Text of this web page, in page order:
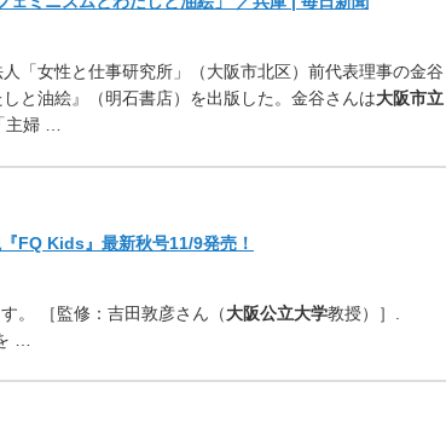
「女性と仕事研究所」（大阪市北区）前代表理事の金谷
と油絵』（明石書店）を出版した。金谷さんは大阪市立
主婦 …
FQ Kids』最新秋号11/9発売！
。 ［監修：吉田敦彦さん（大阪公立大学教授）］.
…